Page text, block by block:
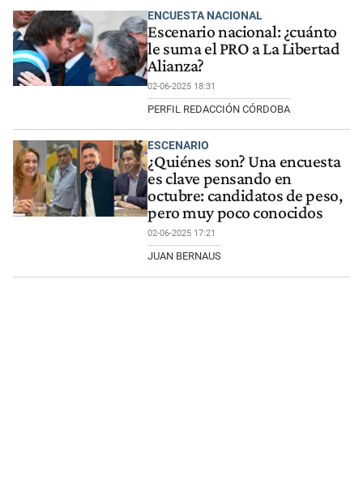
ENCUESTA NACIONAL
Escenario nacional: ¿cuánto
le suma el PRO a La Libertad
Alianza?
02-06-2025 18:31
PERFIL REDACCIÓN CÓRDOBA
ESCENARIO
¿Quiénes son? Una encuesta
es clave pensando en
octubre: candidatos de peso,
pero muy poco conocidos
02-06-2025 17:21
JUAN BERNAUS